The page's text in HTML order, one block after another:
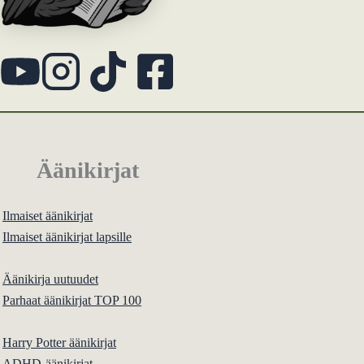
Äänikirjat
Ilmaiset äänikirjat
Ilmaiset äänikirjat lapsille
Äänikirja uutuudet
Parhaat äänikirjat TOP 100
Harry Potter äänikirjat